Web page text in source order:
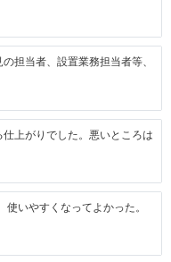
担当者、設置業務担当者等、
上がりでした。悪いところは
いやすくなってよかった。